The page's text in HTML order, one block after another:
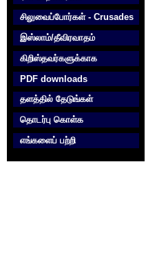
சிலுவைப்போர்கள் - Crusades
இஸ்லாம்/தீவிரவாதம்
கிறிஸ்தவர்களுக்காக‌
PDF downloads
தளத்தில் தேடுங்கள்
தொடர்பு கொள்க‌
எங்களைப் பற்றி